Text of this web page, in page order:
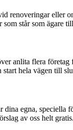
renoveringar eller
står som
anlita flera
hela vägen till
egna,
av oss helt